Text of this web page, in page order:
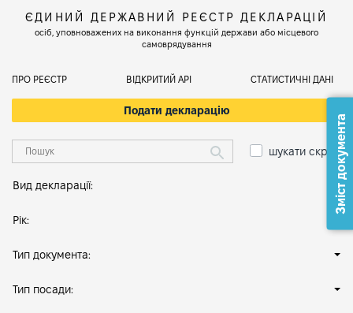
ЄДИНИЙ ДЕРЖАВНИЙ РЕЄСТР ДЕКЛАРАЦІЙ
осіб, уповноважених на виконання функцій держави або місцевого
самоврядування
ПРО РЕЄСТР ВІДКРИТИЙ АРІ СТАТИСТИЧНІ ДАНІ
Подати декларацію
шукати скрізь
Вид декларації:
Рік:
Тип документа:
Тип посади:
Зміст документа